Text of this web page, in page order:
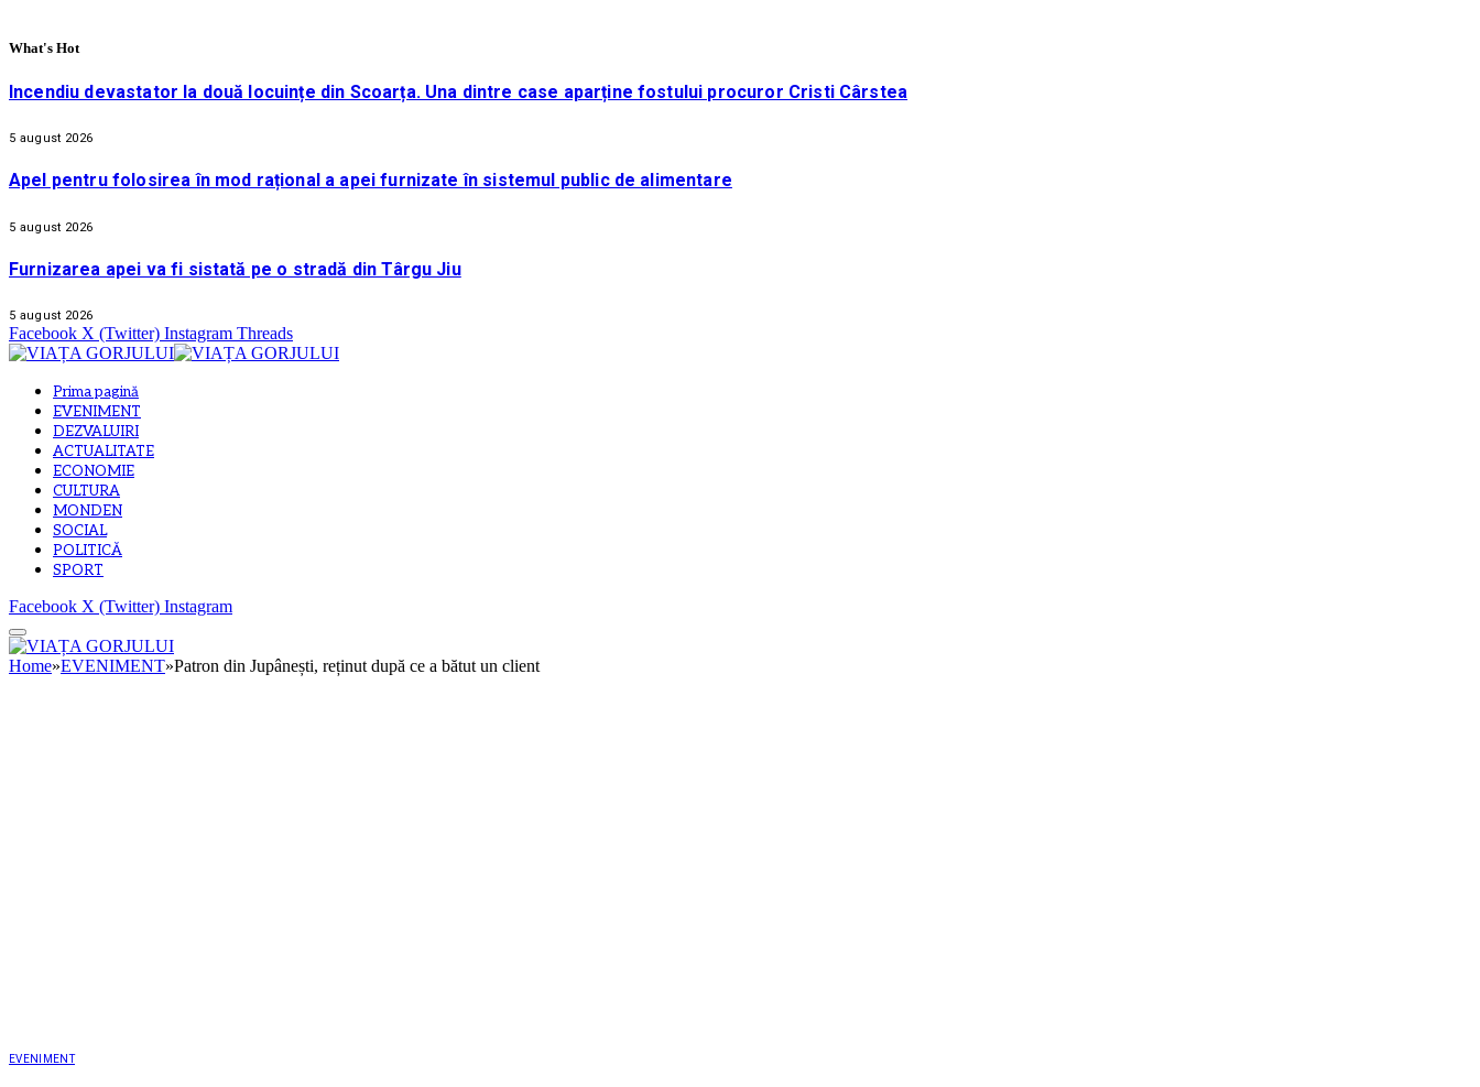
What's Hot
Incendiu devastator la două locuințe din Scoarța. Una dintre case aparține fostului procuror Cristi Cârstea
5 august 2026
Apel pentru folosirea în mod rațional a apei furnizate în sistemul public de alimentare
5 august 2026
Furnizarea apei va fi sistată pe o stradă din Târgu Jiu
5 august 2026
Facebook X (Twitter) Instagram Threads
Prima pagină
EVENIMENT
DEZVALUIRI
ACTUALITATE
ECONOMIE
CULTURA
MONDEN
SOCIAL
POLITICĂ
SPORT
Facebook X (Twitter) Instagram
Home»EVENIMENT»Patron din Jupânești, reținut după ce a bătut un client
EVENIMENT